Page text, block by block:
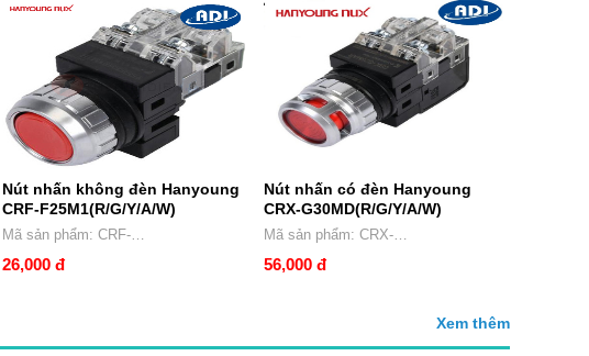
Nút nhấn không đèn Hanyoung
CRF-F25M1(R/G/Y/A/W)
Mã sản phẩm: CRF-
F25M1(R/G/Y/A/W)
26,000 đ
Nút nhấn có đèn Hanyoung
CRX-G30MD(R/G/Y/A/W)
Mã sản phẩm: CRX-
G30MD(R/G/Y/A/W)
56,000 đ
Xem thêm